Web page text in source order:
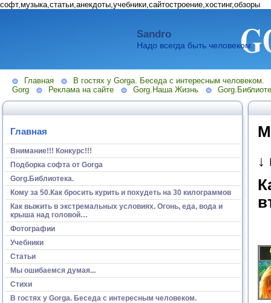
софт,музыка,статьи,анекдоты,учебники,сайтостроение,хостинг,обзоры
Sandro
Надо всегда быть человеком.
Главная
В гостях у Gorga. Беседа с интересным человеком.
Gorg
Реклама на сайте Gorg.Наша Жизнь
Главная
Внимание!!! Конкурс!!!
Подборка софта от Gorga
Gorg.Библиотека.
Кому за 50.Как бросить курить и похудеть на 30 килограммов
Как выжить в экстремальных условиях. Огонь, еда, вода и
крыша над головой…
Фотографии
Учебники
Статьи
Мы ошибаемся думая...
Стихи
В гостях у Gorga. Беседа с интересным человеком.